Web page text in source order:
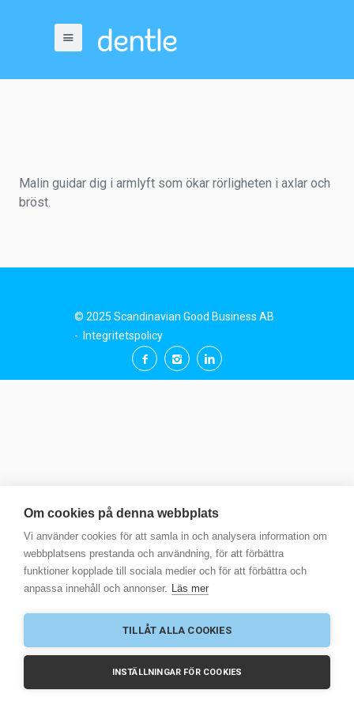
Malin guidar dig i armlyft som ökar rörligheten i axlar och
bröst.
© 2025 Scandinavian Good Business AB
-
Integritetspolicy
Om cookies på denna webbplats
Vi använder cookies för att samla in och analysera information om
webbplatsens prestanda och användning, för att förbättra
funktioner kopplade till sociala medier och för att förbättra och
anpassa innehåll och annonser. Läs mer
TILLÅT ALLA COOKIES
INSTÄLLNINGAR FÖR COOKIES